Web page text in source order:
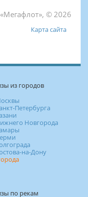
© 2026
Карта сайта
из городов
Петербурга
Новгорода
на-Дону
по рекам